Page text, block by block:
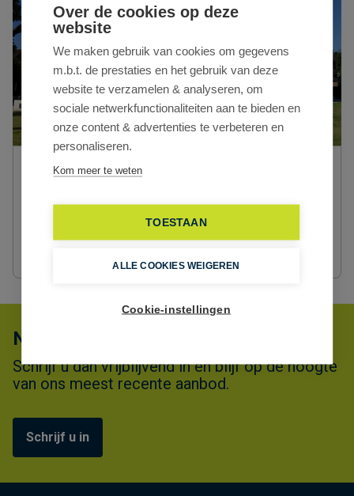
CD-Vastgoed Gent
info@cd-vastgoed.com
Niet gevonden wat u zocht?
Schrijf u dan vrijblijvend in en blijf op de hoogte
van ons meest recente aanbod.
Schrijf u in
Over de cookies op deze
website
We maken gebruik van cookies om gegevens
m.b.t. de prestaties en het gebruik van deze
website te verzamelen & analyseren, om
sociale netwerkfunctionaliteiten aan te bieden en
onze content & advertenties te verbeteren en
personaliseren.
Kom meer te weten
TOESTAAN
ALLE COOKIES WEIGEREN
Cookie-instellingen